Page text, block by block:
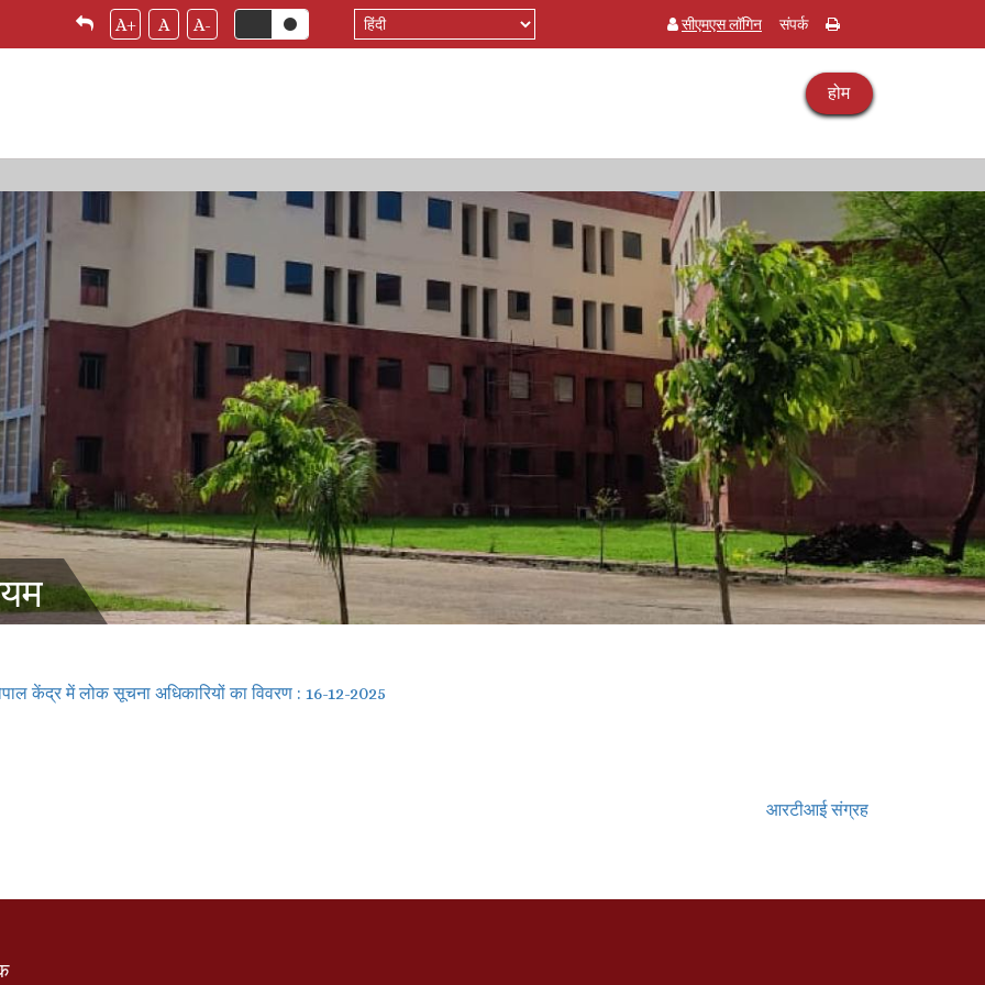
A+ A A-
Select
your
सीएमएस लॉगिन संपर्क
होम
केंद्र में लोक सूचना अधिकारियों का विवरण : 16-12-2025
आरटीआई संग्रह